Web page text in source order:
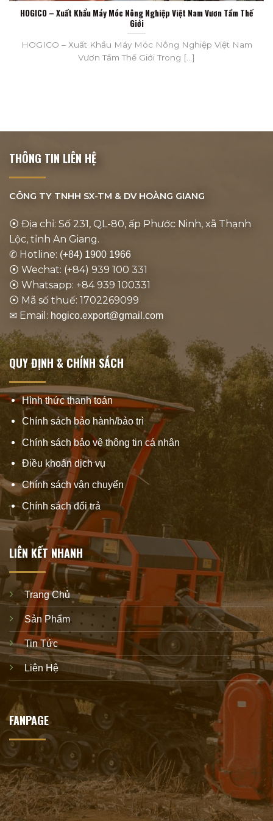
HOGICO – Xuất Khẩu Máy Móc Nông Nghiệp Việt Nam Vươn Tầm Thế
Giới
HOGICO – Xuất Khẩu Máy Móc Nông Nghiệp Việt Nam
Vươn Tầm Thế Giới Trong [...]
THÔNG TIN LIÊN HỆ
CÔNG TY TNHH SX-TM & DV HOÀNG GIANG
⦿ Địa chỉ: Số 231, QL-80, ấp Phước Ninh, xã Thạnh
Lộc, tỉnh An Giang.
✆ Hotline: (+84) 1900 1966
⦿ Wechat: (+84) 939 100 331
⦿ Whatsapp: +84 939 100331
⦿ Mã số thuế: 1702269099
✉ Email: hogico.export@gmail.com
QUY ĐỊNH & CHÍNH SÁCH
Hình thức thanh toán
Chính sách bảo hành/bảo trì
Chính sách bảo vệ thông tin cá nhân
Điều khoản dịch vụ
Chính sách vận chuyển
Chính sách đổi trả
LIÊN KẾT NHANH
Trang Chủ
Sản Phẩm
Tin Tức
Liên Hệ
FANPAGE